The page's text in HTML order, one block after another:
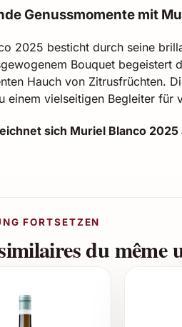
Genussmomente mit
2025 besticht durch seine
Bouquet begeistert
Hauch von Zitrusfrüchten.
einem vielseitigen Begleiter für
sich Muriel Blanco 2025
Trauben aus
und Jubiläen
und Verlobungsfeiern
FORTSETZEN
du même